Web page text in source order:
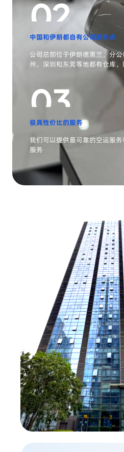
中国和伊朗都自有公司服务点
公司总部位于伊朗德黑兰，分
州，深圳和东莞等地都有仓库
极具性价比的服务
我们可以提供最可靠的空运服
服务